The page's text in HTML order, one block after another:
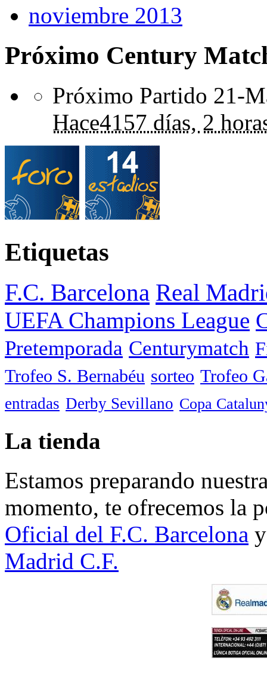
noviembre 2013
Próximo Century
Próximo Partido 21-
Hace4157 días, 2
Etiquetas
F.C. Barcelona Real
UEFA Champions League
Pretemporada Centurymatch
Trofeo S. Bernabéu sorteo Trofeo
entradas Derby Sevillano Copa
La tienda
Estamos preparando
momento, te ofrecemos la
Oficial del F.C. Barcelona
Madrid C.F.